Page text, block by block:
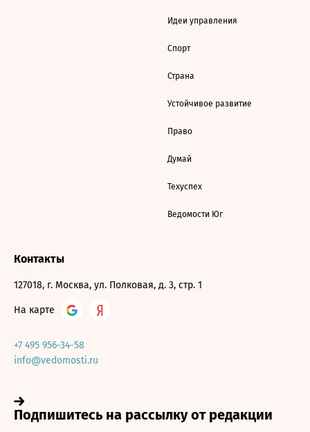
Идеи управления
Спорт
Страна
Устойчивое развитие
Право
Думай
Техуспех
Ведомости Юг
Контакты
127018, г. Москва, ул. Полковая, д. 3, стр. 1
На карте
+7 495 956-34-58
info@vedomosti.ru